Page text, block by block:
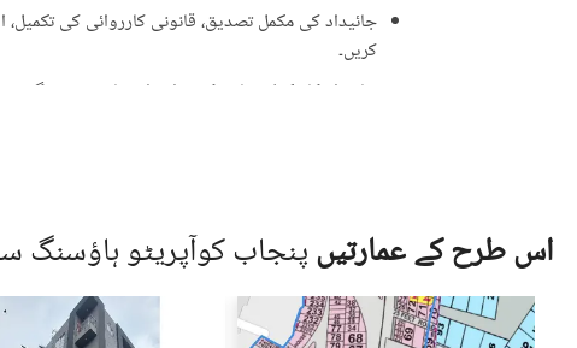
جائیداد کی مکمل تصدیق، قانونی کارروائی کی تکمیل،
کریں۔
جائیداد کا مکمل معائنہ کریں اور اشتہار میں دی
ایسی پیشکشوں سے ہوشیار رہیں جو حقیقت سے
کارڈ (CNIC)۔
قانونی مشیر یا متعلقہ لینڈ اتھارٹی سے رجوع کر
جائیداد دیکھنے کے لیے کبھی بھی اکیلے نہ جائیں،
اس طرح کے عمارتیںپنجاب کوآپریٹو